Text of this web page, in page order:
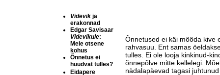
Videvik ja
erakonnad
Edgar Savisaar
Videvikule:
Meie otsene
kohus
Õnnetus ei
hüüdvat tulles?
Eidapere 
Õnnetused ei käi mööda kive
rahvasuu. Ent samas
tulles. Ei ole looja kinkinud-
õnne­põlve mitte kellelegi.
nädalapäevad tagasi